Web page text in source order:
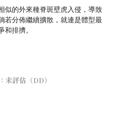
似的外來種脊斑壁虎入侵，導致
若分佈繼續擴散，就連是體型最
排擠。
未評估（DD）